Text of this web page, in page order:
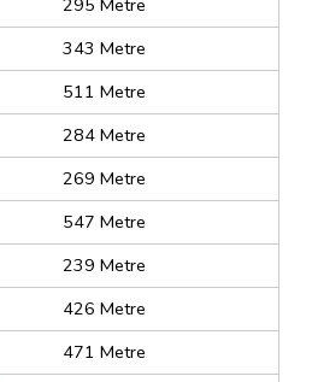
295 Metre
343 Metre
511 Metre
284 Metre
269 Metre
547 Metre
239 Metre
426 Metre
471 Metre